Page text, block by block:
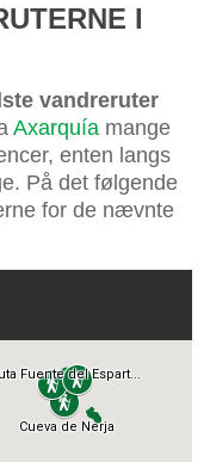
I
vandreruter
Axarquía mange
enten langs
På det følgende
for de nævnte